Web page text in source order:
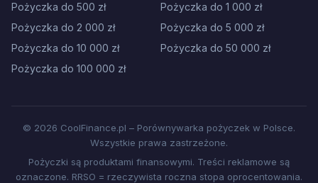
Pożyczka do 500 zł
Pożyczka do 1 000 zł
Pożyczka do 2 000 zł
Pożyczka do 5 000 zł
Pożyczka do 10 000 zł
Pożyczka do 50 000 zł
Pożyczka do 100 000 zł
© 2026 CoolFinance.pl – Porównywarka pożyczek w Polsce.
Wszystkie prawa zastrzeżone.
Pożyczki są produktami finansowymi. Treści reklamowe są
oznaczone. RRSO = rzeczywista roczna stopa oprocentowania.